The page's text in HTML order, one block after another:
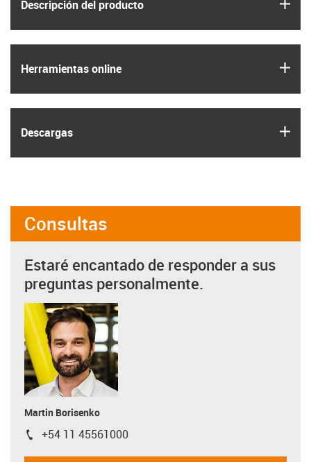
Descripción del producto
Herramientas online
Descargas
Consultas
Estaré encantado de responder a sus
preguntas personalmente.
Martin Borisenko
igus-icon-phone
+54 11 45561000